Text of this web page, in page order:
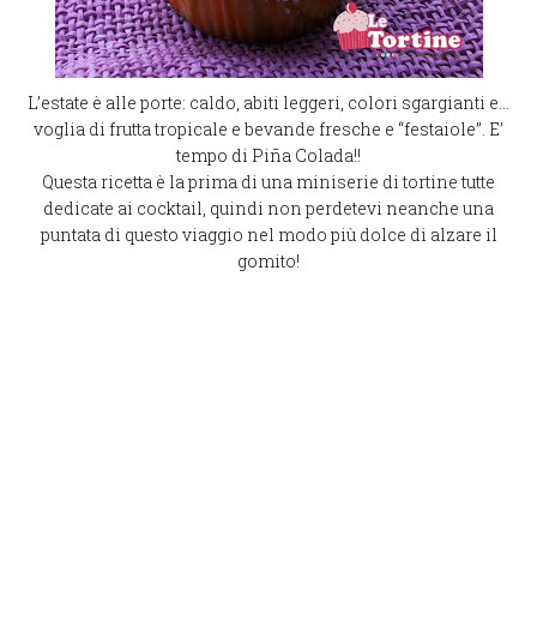
L’estate è alle porte: caldo, abiti leggeri, colori sgargianti e…
voglia di frutta tropicale e bevande fresche e “festaiole”. E’
tempo di Piña Colada!!
Questa ricetta è la prima di una miniserie di tortine tutte
dedicate ai cocktail, quindi non perdetevi neanche una
puntata di questo viaggio nel modo più dolce di alzare il
gomito!